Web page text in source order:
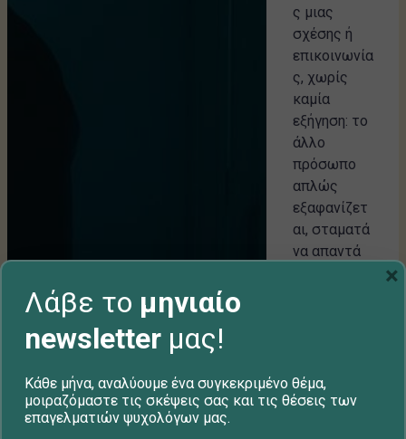
ς μιας
σχέσης ή
επικοινωνία
ς, χωρίς
καμία
εξήγηση: το
άλλο
πρόσωπο
απλώς
εξαφανίζετ
αι, σταματά
να απαντά
μπλοκάρει...
Λάβε το μηνιαίο
newsletter μας!
Κάθε μήνα, αναλύουμε ένα συγκεκριμένο θέμα,
μοιραζόμαστε τις σκέψεις σας και τις θέσεις των
επαγελματιών ψυχολόγων μας.
×